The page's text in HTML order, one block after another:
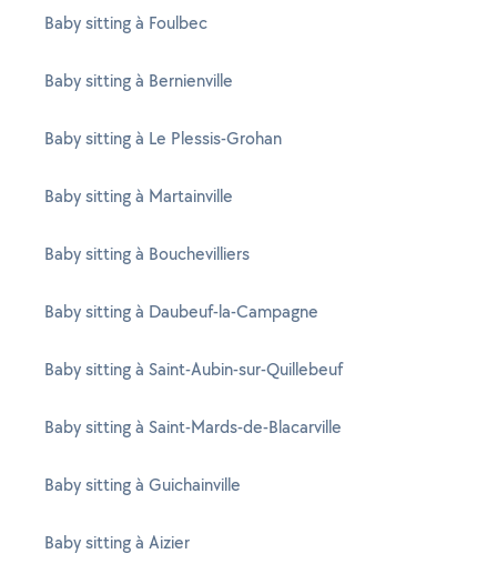
Baby sitting à Foulbec
Baby sitting à Bernienville
Baby sitting à Le Plessis-Grohan
Baby sitting à Martainville
Baby sitting à Bouchevilliers
Baby sitting à Daubeuf-la-Campagne
Baby sitting à Saint-Aubin-sur-Quillebeuf
Baby sitting à Saint-Mards-de-Blacarville
Baby sitting à Guichainville
Baby sitting à Aizier